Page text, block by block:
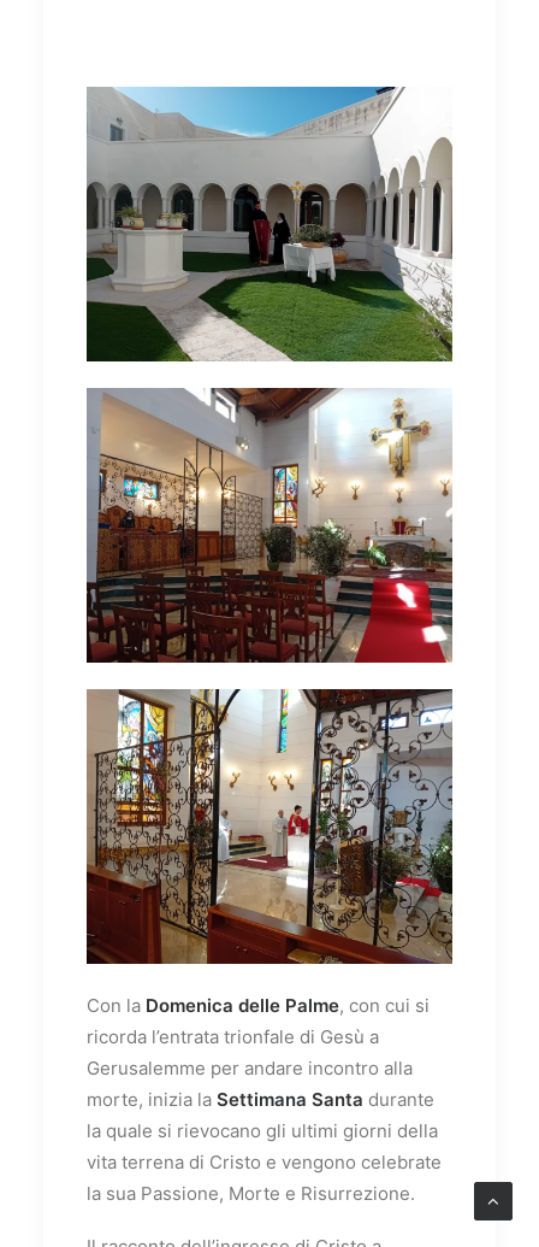
Con la Domenica delle Palme, con cui si
ricorda l’entrata trionfale di Gesù a
Gerusalemme per andare incontro alla
morte, inizia la Settimana Santa durante
la quale si rievocano gli ultimi giorni della
vita terrena di Cristo e vengono celebrate
la sua Passione, Morte e Risurrezione.